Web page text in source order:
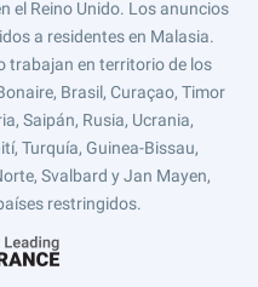
el Reino Unido. Los anuncios
a residentes en Malasia.
trabajan en territorio de los
Brasil, Curaçao, Timor
Saipán, Rusia, Ucrania,
Turquía, Guinea-Bissau,
Svalbard y Jan Mayen,
restringidos.